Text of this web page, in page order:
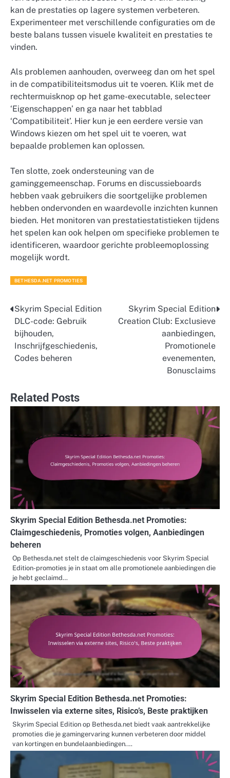
kan de prestaties op lagere systemen verbeteren.
Experimenteer met verschillende configuraties om de
beste balans tussen visuele kwaliteit en prestaties te
vinden.
Als problemen aanhouden, overweeg dan om het spel
in de compatibiliteitsmodus uit te voeren. Klik met de
rechtermuisknop op het game-executable, selecteer
‘Eigenschappen’ en ga naar het tabblad
‘Compatibiliteit’. Hier kun je een eerdere versie van
Windows kiezen om het spel uit te voeren, wat
bepaalde problemen kan oplossen.
Ten slotte, zoek ondersteuning van de
gaminggemeenschap. Forums en discussieboards
hebben vaak gebruikers die soortgelijke problemen
hebben ondervonden en waardevolle inzichten kunnen
bieden. Het monitoren van prestatiestatistieken tijdens
het spelen kan ook helpen om specifieke problemen te
identificeren, waardoor gerichte probleemoplossing
mogelijk wordt.
BETHESDA.NET PROMOTIES
Post
navigation
Skyrim Special Edition
DLC-code: Gebruik
bijhouden,
Inschrijfgeschiedenis,
Codes beheren
Skyrim Special Edition
Creation Club: Exclusieve
aanbiedingen,
Promotionele
evenementen,
Bonusclaims
Related Posts
Skyrim Special Edition Bethesda.net Promoties:
Claimgeschiedenis, Promoties volgen, Aanbiedingen
beheren
Op Bethesda.net stelt de claimgeschiedenis voor Skyrim Special
Edition-promoties je in staat om alle promotionele aanbiedingen die
je hebt geclaimd…
Skyrim Special Edition Bethesda.net Promoties:
Inwisselen via externe sites, Risico’s, Beste praktijken
Skyrim Special Edition op Bethesda.net biedt vaak aantrekkelijke
promoties die je gamingervaring kunnen verbeteren door middel
van kortingen en bundelaanbiedingen.…